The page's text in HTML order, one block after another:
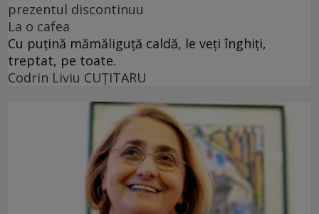
prezentul discontinuu
La o cafea
Cu puţină mămăliguţă caldă, le veţi înghiţi,
treptat, pe toate.
Codrin Liviu CUŢITARU